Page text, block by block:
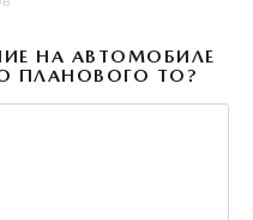
НА АВТОМОБИЛЕ
ПЛАНОВОГО ТО?